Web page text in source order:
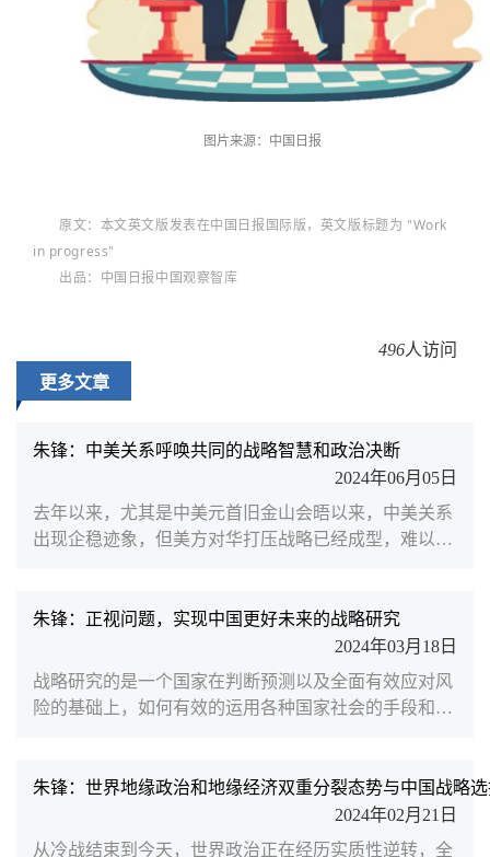
图片来源：中国日报
原文： 本文英文版发表在中国日报国际版，英文版标题为 "Work
in progress"
出品： 中国日报中国观察智库
496人访问
更多文章
朱锋：中美关系呼唤共同的战略智慧和政治决断
2024年06月05日
去年以来，尤其是中美元首旧金山会晤以来，中美关系
出现企稳迹象，但美方对华打压战略已经成型，难以出
盟友力量加剧“阵营对抗”，同时在高科技等领域加强出
口管制，遏制中国发展。对此，南京大学国际关系学院
执行院长、北京大学中外人文交流研究基地学术委员朱
锋撰文指出，中国应持续推进高质量发展和高质量开
朱锋：正视问题，实现中国更好未来的战略研究
2024年03月18日
战略研究的是一个国家在判断预测以及全面有效应对风
险的基础上，如何有效的运用各种国家社会的手段和筹
朱锋发文指出，为达到实现民族复兴的伟大目标，我国
战略研究必须建立在四个基本的研究基础上。
朱锋：世界地缘政治和地缘经济双重分裂态势与中国战略
2024年02月21日
从冷战结束到今天，世界政治正在经历实质性逆转，全